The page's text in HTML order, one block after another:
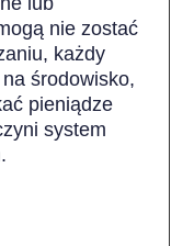
nie zostać
każdy
środowisko,
pieniądze
system